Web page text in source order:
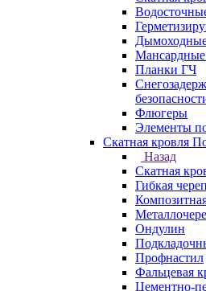
Планки ГЧ
Флюгеры
Элементы
Скатная кровля
Назад
Скатная
Гибкая
Ондулин
Профнастил
Фальцевая
Цементно-